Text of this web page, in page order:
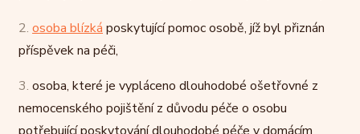
2. osoba blízká poskytující pomoc osobě, jíž byl přiznán
příspěvek na péči,
3. osoba, které je vypláceno dlouhodobé ošetřovné z
nemocenského pojištění z důvodu péče o osobu